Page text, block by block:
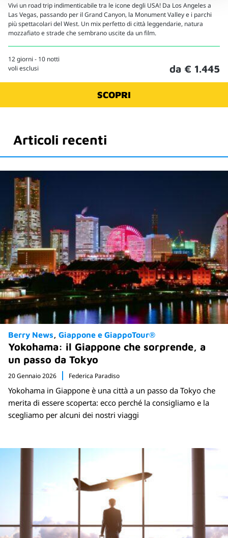
Vivi un road trip indimenticabile tra le icone degli USA! Da Los Angeles a
Las Vegas, passando per il Grand Canyon, la Monument Valley e i parchi
più spettacolari del West. Un mix perfetto di città leggendarie, natura
mozzafiato e strade che sembrano uscite da un film.
12 giorni - 10 notti
voli esclusi
da € 1.445
SCOPRI
Articoli recenti
Berry News Giappone e GiappoTour®
Yokohama: il Giappone che sorprende, a
un passo da Tokyo
20 Gennaio 2026 Federica Paradiso
Yokohama in Giappone è una città a un passo da Tokyo che
merita di essere scoperta: ecco perché la consigliamo e la
scegliamo per alcuni dei nostri viaggi